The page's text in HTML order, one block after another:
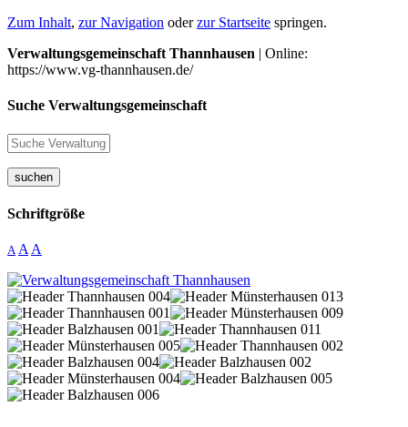
Zum Inhalt, zur Navigation oderzur Startseite springen.
Verwaltungsgemeinschaft Thannhausen | Online:
https://www.vg-thannhausen.de/
Suche Verwaltungsgemeinschaft
suchen
Schriftgröße
A A A